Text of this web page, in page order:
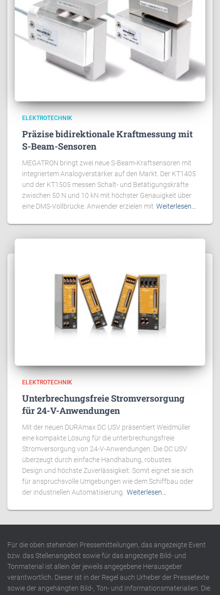
ELEKTROTECHNIK
Präzise bidirektionale Kraftmessung mit
S-Beam-Sensoren
MEGATRON bringt zwei neue S-Beam-Kraftsensoren mit
integriertem Analogverstärker auf den Markt. Der KT1405
und der KT1505 messen Schalt- und Betätigungskräfte
zwischen 50 N und 10 kN mit höchster Genauigkeit über
eine DMS-Vollbrücke. Anwender erzielen mit Weiterlesen…
ELEKTROTECHNIK
Unterbrechungsfreie Stromversorgung
für 24-V-Anwendungen
Mit der neuen DURAmax DC USV präsentiert Weidmüller
eine kompakte Lösung für die unterbrechungsfreie
Stromversorgung von 24-V-Anwendungen. Die DC USV
überzeugt durch einfache Handhabung, robustes
Design und höchste Zuverlässigkeit. Somit eignet sie sich
für anspruchsvolle Umgebungen wie dem Schiffbau oder
der industriellen Automatisierung. Weiterlesen…
Für die oben stehenden Pressemitteilungen, das angezeigte Event
bzw. das Stellenangebot sowie für das angezeigte Bild- und
Tonmaterial ist allein der jeweils angegebene Herausgeber
verantwortlich. Dieser ist in der Regel auch Urheber der Pressetexte
sowie der angehängten Bild-, Ton- und Informationsmaterialien. Die